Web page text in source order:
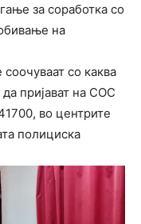
за соработка со
на
со каква
пријават на СОС
во центрите
полициска